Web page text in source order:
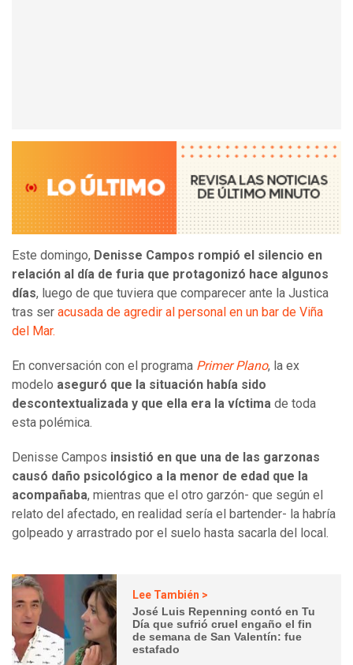
Este domingo, Denisse Campos rompió el silencio en
relación al día de furia que protagonizó hace algunos
días, luego de que tuviera que comparecer ante la Justica
tras ser acusada de agredir al personal en un bar de Viña
del Mar.
En conversación con el programa Primer Plano, la ex
modelo aseguró que la situación había sido
descontextualizada y que ella era la víctima de toda
esta polémica.
Denisse Campos insistió en que una de las garzonas
causó daño psicológico a la menor de edad que la
acompañaba, mientras que el otro garzón- que según el
relato del afectado, en realidad sería el bartender- la habría
golpeado y arrastrado por el suelo hasta sacarla del local.
Lee También >
José Luis Repenning contó en Tu
Día que sufrió cruel engaño el fin
de semana de San Valentín: fue
estafado